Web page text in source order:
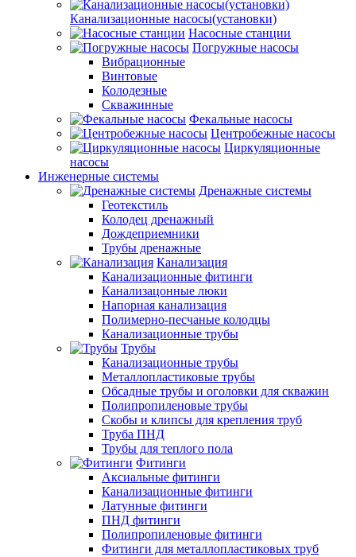
Канализационные насосы(установки)
Насосные станции
Погружные насосы
Вибрационные
Винтовые
Колодезные
Скважинные
Фекальные насосы
Центробежные насосы
Циркуляционные
насосы
Инженерные системы
Дренажные системы
Геотекстиль
Колодец дренажный
Дождеприемники
Трубы дренажные
Канализация
Канализационные фитинги
Канализацонные люки
Напорная канализация
Полимерно-песчаные колодцы
Канализационные трубы
Трубы
Канализационные трубы
Металлопластиковые трубы
Обсадные трубы и оголовки для скважин
Полипропиленовые трубы
Скобы и клипсы для крепления труб
Труба ПНД
Трубы для теплого пола
Фитинги
Аксиальные фитинги
Канализационные фитинги
Латунные фитинги
ПНД фитинги
Полипропиленовые фитинги
Фитинги для металлопластиковых труб